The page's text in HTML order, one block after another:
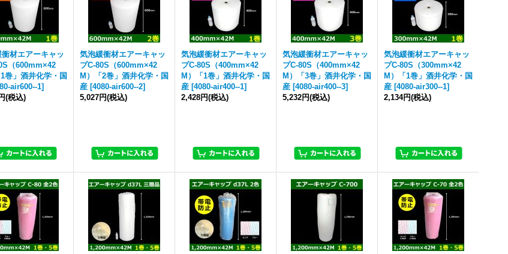
材エアーキャッ
（600mm×42
巻」酒井化学・国
air600--1]
(税込)
気泡緩衝材エアーキャッ
プC-80S（600mm×42
M）「2巻」酒井化学・国
産 [4080-air600--2]
5,027円(税込)
気泡緩衝材エアーキャッ
プC-80S（400mm×42
M）「1巻」酒井化学・国
産 [4080-air400--1]
2,428円(税込)
気泡緩衝材エアーキャッ
プC-80S（400mm×42
M）「3巻」酒井化学・国
産 [4080-air400--3]
5,232円(税込)
気泡緩衝材エアーキャッ
プC-80S（300mm×42
M）「1巻」酒井化学・国
産 [4080-air300--1]
2,134円(税込)